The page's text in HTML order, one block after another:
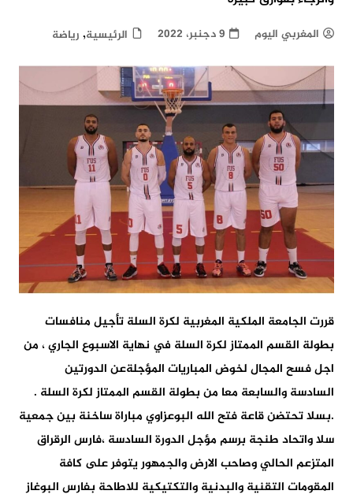
المغربي اليوم 9 دجنبر، 2022 الرئيسية, رياضة
قررت الجامعة الملكية المغربية لكرة السلة تأجيل منافسات
بطولة القسم الممتاز لكرة السلة في نهاية الاسبوع الجاري ، من
اجل فسح المجال لخوض المباريات المؤجلةعن الدورتين
السادسة والسابعة معا من بطولة القسم الممتاز لكرة السلة .
.بسلا تحتضن قاعة فتح الله البوعزاوي مباراة ساخنة بين جمعية
سلا واتحاد طنجة برسم مؤجل الدورة السادسة ،فارس الرقراق
المتزعم الحالي وصاحب الارض والجمهور يتوفر على كافة
المقومات التقنية والبدنية والتكتيكية للاطاحة بفارس البوغاز